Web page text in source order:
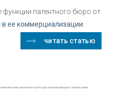
патентного бюро от
ее коммерциализации.
читать статью